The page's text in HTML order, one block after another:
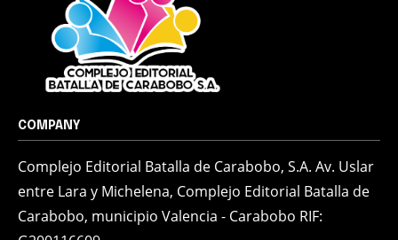
COMPANY
Complejo Editorial Batalla de Carabobo, S.A. Av. Uslar
entre Lara y Michelena, Complejo Editorial Batalla de
Carabobo, municipio Valencia - Carabobo RIF: